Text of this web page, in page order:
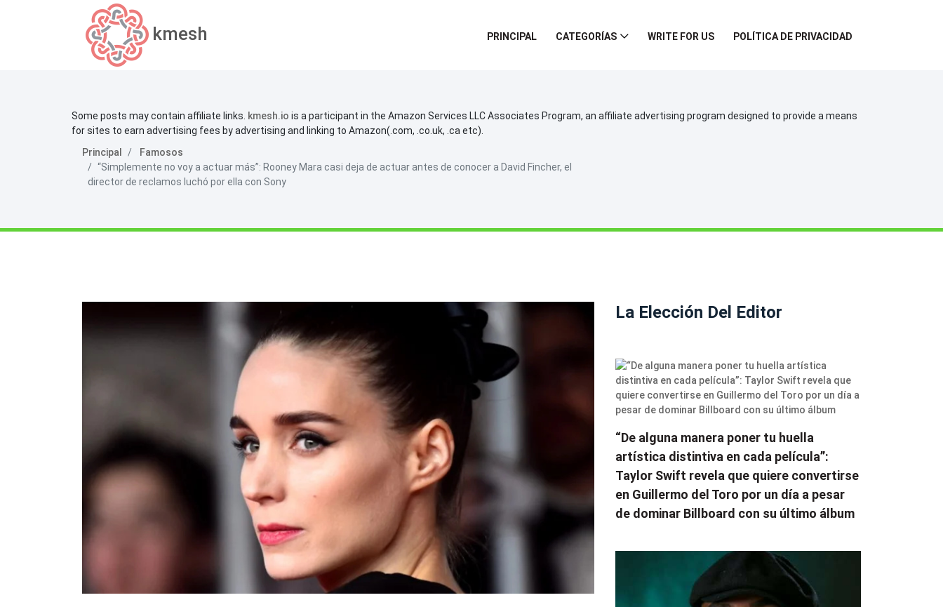
kmesh PRINCIPAL CATEGORÍAS WRITE FOR US POLÍTICA DE PRIVACIDAD
Some posts may contain affiliate links. kmesh.io is a participant in the Amazon Services LLC Associates Program, an affiliate advertising program designed to provide a means
for sites to earn advertising fees by advertising and linking to Amazon(.com, .co.uk, .ca etc).
Principal
Famosos
“Simplemente no voy a actuar más”: Rooney Mara casi deja de actuar antes de conocer a David Fincher, el
director de reclamos luchó por ella con Sony
La Elección Del Editor
“De alguna manera poner tu huella
artística distintiva en cada película”:
Taylor Swift revela que quiere convertirse
en Guillermo del Toro por un día a pesar
de dominar Billboard con su último álbum